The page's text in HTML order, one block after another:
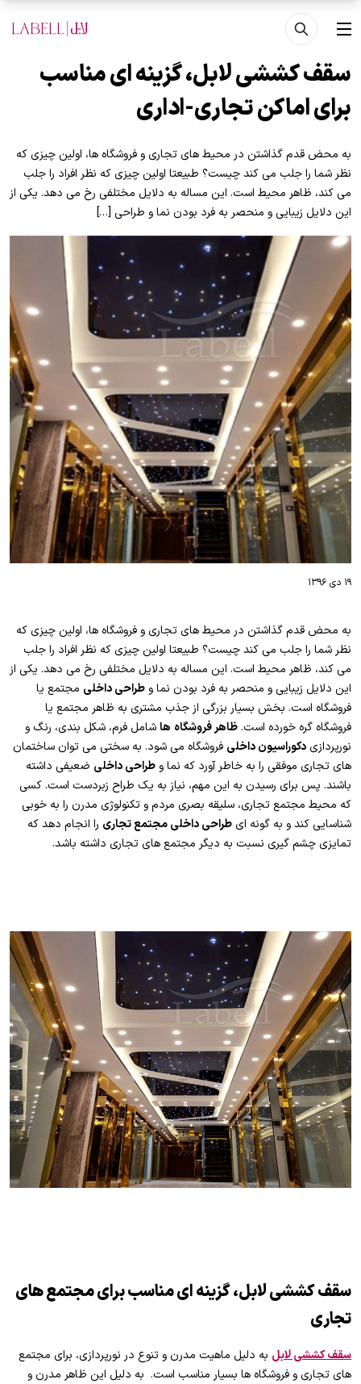
رفتن به محتوای اصلی
منو
سقف کششی لابل، گزینه ای مناسب
برای اماکن تجاری-اداری
به محض قدم گذاشتن در محیط های تجاری و فروشگاه ها، اولین چیزی که
نظر شما را جلب می کند چیست؟ طبیعتا اولین چیزی که نظر افراد را جلب
می کند، ظاهر محیط است. این مساله به دلایل مختلفی رخ می دهد. یکی از
این دلایل زیبایی و منحصر به فرد بودن نما و طراحی […]
۱۹ دی ۱۳۹۶
به محض قدم گذاشتن در محیط های تجاری و فروشگاه ها، اولین چیزی که
نظر شما را جلب می کند چیست؟ طبیعتا اولین چیزی که نظر افراد را جلب
می کند، ظاهر محیط است. این مساله به دلایل مختلفی رخ می دهد. یکی از
این دلایل زیبایی و منحصر به فرد بودن نما و طراحی داخلی مجتمع یا
فروشگاه است. بخش بسیار بزرگی از جذب مشتری به ظاهر مجتمع یا
فروشگاه گره خورده است.ظاهر فروشگاه هاشامل فرم، شکل بندی، رنگ و
نورپردازیدکوراسیون داخلی فروشگاه می شود. به سختی می توان ساختمان
های تجاری موفقی را به خاطر آورد که نما و طراحی داخلی ضعیفی داشته
باشند. پس برای رسیدن به این مهم، نیاز به یک طراح زبردست است. کسی
که محیط مجتمع تجاری، سلیقه بصری مردم و تکنولوژی مدرن را به خوبی
شناسایی کند و به گونه ایطراحی داخلی مجتمع تجاری را انجام دهد که
تمایزی چشم گیری نسبت به دیگر مجتمع های تجاری داشته باشد.
سقف کششی لابل، گزینه ای مناسب برای مجتمع های
تجاری
سقف کششی لابل به دلیل ماهیت مدرن و تنوع در نورپردازی، برای مجتمع
های تجاری و فروشگاه ها بسیار مناسب است. به دلیل این ظاهر مدرن و